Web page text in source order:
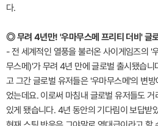
다.
◎ 무려 4년만! '우마무스메 프리티 더비' 글
- 전 세계적인 열풍을 불러온 사이게임즈의 '
무스메)'가 무려 4년 만에 글로벌 출시됐습
고 그간 글로벌 유저들은 '우마무스메'의 변
었는데요. 이로써 마침내 글로벌 유저들도
있게 됐습니다. 4년 동안의 기다림이 보답받